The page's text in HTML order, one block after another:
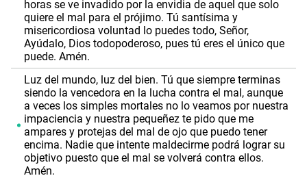
horas se ve invadido por la envidia de aquel que solo
quiere el mal para el prójimo. Tú santísima y
misericordiosa voluntad lo puedes todo, Señor,
Ayúdalo, Dios todopoderoso, pues tú eres el único que
puede. Amén.
Luz del mundo, luz del bien. Tú que siempre terminas
siendo la vencedora en la lucha contra el mal, aunque
a veces los simples mortales no lo veamos por nuestra
impaciencia y nuestra pequeñez te pido que me
ampares y protejas del mal de ojo que puedo tener
encima. Nadie que intente maldecirme podrá lograr su
objetivo puesto que el mal se volverá contra ellos.
Amén.